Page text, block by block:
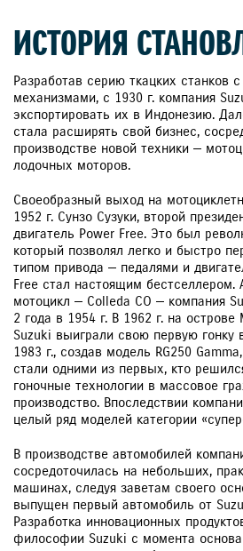
ИСТОРИЯ
Разработав серию ткацких станков
механизмами, с 1930 г. компания
экспортировать их в Индонезию.
стала расширять свой бизнес,
производстве новой техники —
лодочных моторов.
Своеобразный выход на
1952 г. Сунзо Сузуки, второй
двигатель Power Free. Это был
который позволял легко и быстро
типом привода — педалями и
Free стал настоящим бестселлером.
мотоцикл — Colleda CO — компания
2 года в 1954 г. В 1962 г. на
Suzuki выиграли свою первую гонку
1983 г., создав модель RG250
стали одними из первых, кто
гоночные технологии в массовое
производство. Впоследствии
целый ряд моделей категории
В производстве автомобилей
сосредоточилась на небольших,
машинах, следуя заветам своего
выпущен первый автомобиль от
Разработка инновационных
философии Suzuki с момента